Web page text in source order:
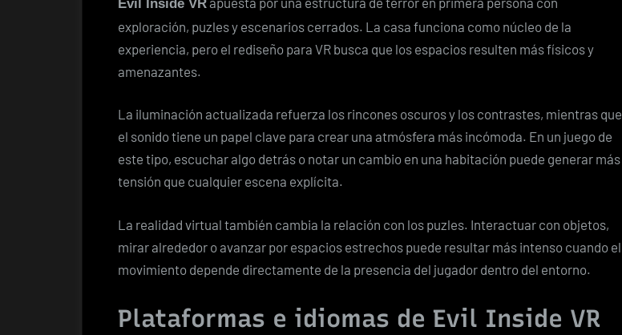
Evil Inside VR
exploración, puzles y escenarios cerrados. La casa funciona como núcleo de la
experiencia, pero el rediseño para VR busca que los espacios resulten más físicos y
amenazantes.
La iluminación actualizada refuerza los rincones oscuros y los contrastes, mientras que
el sonido tiene un papel clave para crear una atmósfera más incómoda. En un juego de
este tipo, escuchar algo detrás o notar un cambio en una habitación puede generar más
tensión que cualquier escena explícita.
La realidad virtual también cambia la relación con los puzles. Interactuar con objetos,
mirar alrededor o avanzar por espacios estrechos puede resultar más intenso cuando el
movimiento depende directamente de la presencia del jugador dentro del entorno.
Plataformas e idiomas de Evil Inside VR